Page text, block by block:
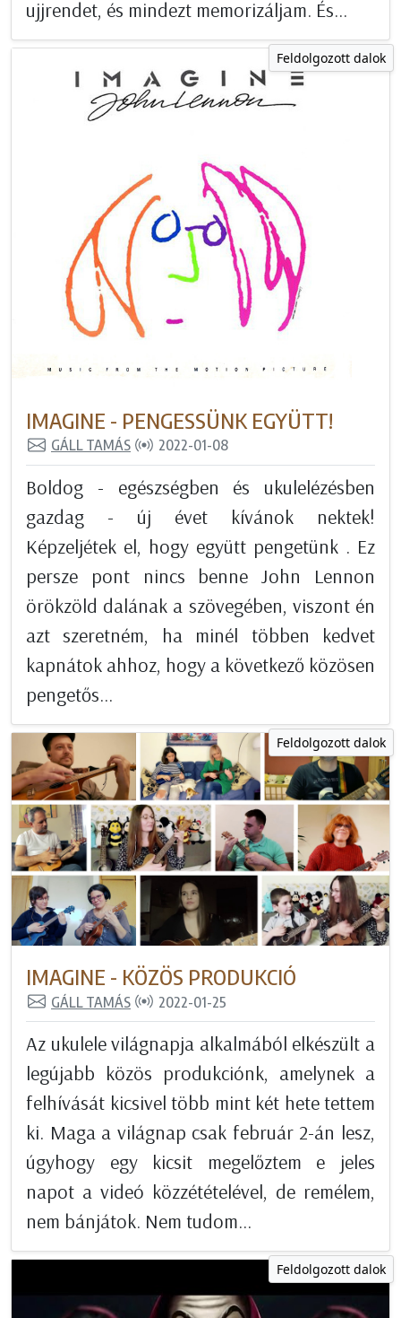
ujjrendet, és mindezt memorizáljam. És...
Feldolgozott dalok
IMAGINE - PENGESSÜNK EGYÜTT!
GÁLL TAMÁS 2022-01-08
Boldog - egészségben és ukulelézésben
gazdag - új évet kívánok nektek!
Képzeljétek el, hogy együtt pengetünk . Ez
persze pont nincs benne John Lennon
örökzöld dalának a szövegében, viszont én
azt szeretném, ha minél többen kedvet
kapnátok ahhoz, hogy a következő közösen
pengetős...
Feldolgozott dalok
IMAGINE - KÖZÖS PRODUKCIÓ
GÁLL TAMÁS 2022-01-25
Az ukulele világnapja alkalmából elkészült a
legújabb közös produkciónk, amelynek a
felhívását kicsivel több mint két hete tettem
ki. Maga a világnap csak február 2-án lesz,
úgyhogy egy kicsit megelőztem e jeles
napot a videó közzétételével, de remélem,
nem bánjátok. Nem tudom...
Feldolgozott dalok